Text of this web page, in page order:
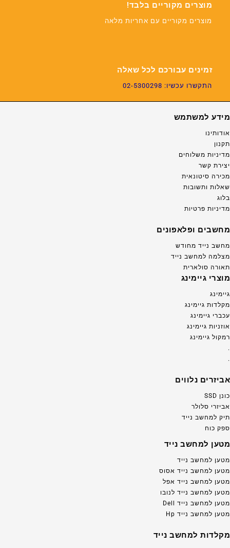
מוצרים מקוריים בלבד!
מוצרים מקוריים עם אחריות מלאה
זמינים עבורכם לכל שאלה
התקשרו עכשיו: 02-5300298
מידע למשתמש
אודותינו
תקנון
מדיניות משלוחים
יצירת קשר
מכירה סיטונאית
שאלות ותשובות
בלוג
מדיניות פרטיות
מחשבים ופלאפונים
מחשב נייד מחודש
מצלמה למחשב נייד
תאורה סולארית
מוצרי גיימינג
גיימינג
מקלדות גיימינג
עכברי גיימינג
אוזניות גיימינג
רמקול גיימינג
.
.
אביזרים נלווים
כונן SSD
אביזרי סלולר
תיק למחשב נייד
ספק כוח
מטען למחשב נייד
מטען למחשב נייד
מטען למחשב נייד אסוס
מטען למחשב נייד אפל
מטען למחשב נייד לנובו
מטען למחשב נייד Dell
מטען למחשב נייד Hp
מקלדות למחשב נייד